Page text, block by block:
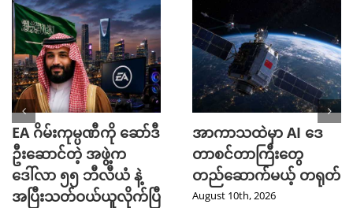
EA ဂိမ်းကုမ္ပဏီကို ဆော်ဒီ
ဦးဆောင်တဲ့ အဖွဲ့က
ဒေါ်လာ ၅၅ ဘီလီယံ နဲ့
အပြီးသတ်ဝယ်ယူလိုက်ပြီ
အာကာသထဲမှာ AI ဒေ
တာစင်တာကြီးတွေ
တည်ဆောက်မယ့် တရုတ်
August 10th, 2026